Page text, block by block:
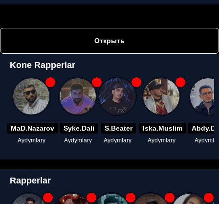
Открыть
Kone Rapperlar
MaD.Nazarov
Aydymlary
Syke.Dali
Aydymlary
S.Beater
Aydymlary
Iska.Muslim
Aydymlary
Rapperlar